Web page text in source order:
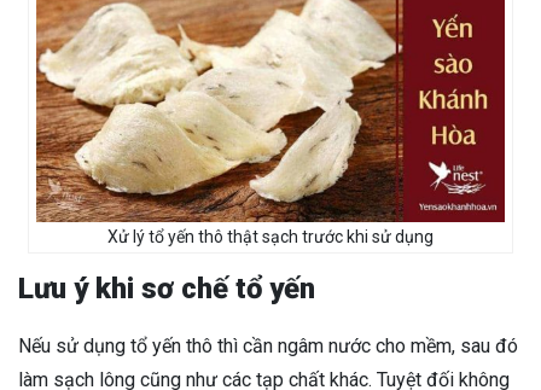
Xử lý tổ yến thô thật sạch trước khi sử dụng
Lưu ý khi sơ chế tổ yến
Nếu sử dụng tổ yến thô thì cần ngâm nước cho mềm, sau đó
làm sạch lông cũng như các tạp chất khác. Tuyệt đối không